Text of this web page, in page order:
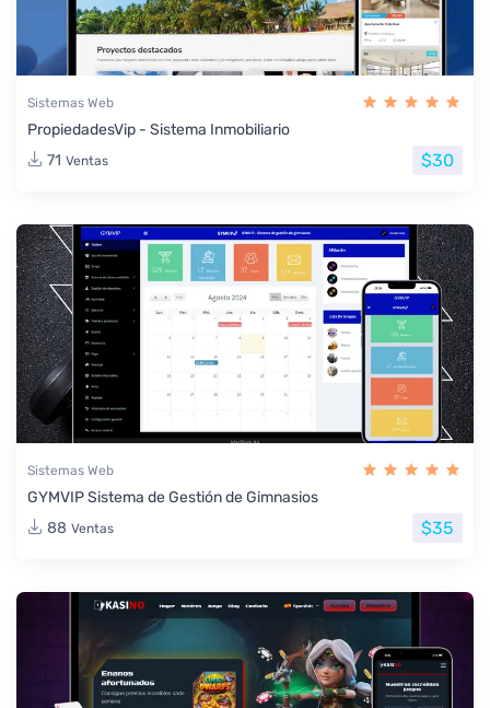
Sistemas Web
PropiedadesVip - Sistema Inmobiliario
71 Ventas $30
Sistemas Web
GYMVIP Sistema de Gestión de Gimnasios
88 Ventas $35